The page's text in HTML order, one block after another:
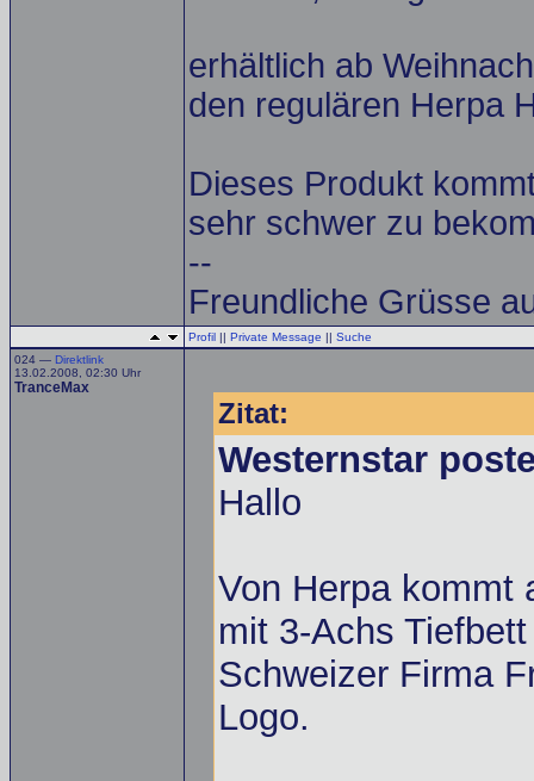
erhältlich ab
den regulären Herpa
Dieses Produkt
sehr schwer zu
--
Freundliche Grüsse
Profil || Private Message || Suche
024 — Direktlink
13.02.2008, 02:30 Uhr
TranceMax
Zitat:
Westernstar
Hallo
Von Herpa kommt
mit 3-Achs
Schweizer Firma
Logo.